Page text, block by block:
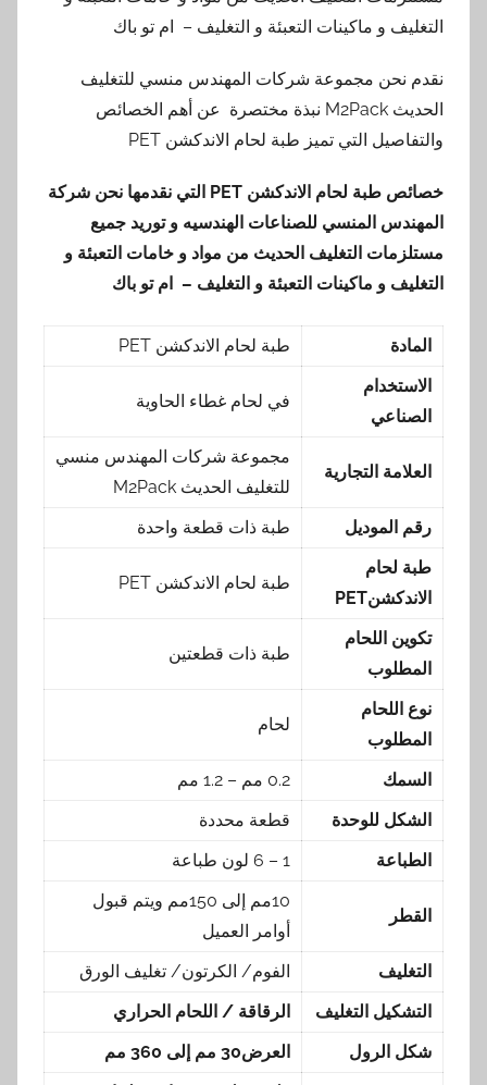
التغليف و ماكينات التعبئة و التغليف – ام تو باك
نقدم نحن مجموعة شركات المهندس منسي للتغليف
الحديث M2Pack نبذة مختصرة عن أهم الخصائص
والتفاصيل التي تميز طبة لحام الاندكشن PET
خصائص طبة لحام الاندكشن PET التي نقدمها نحن شركة
المهندس المنسي للصناعات الهندسيه و توريد جميع
مستلزمات التغليف الحديث من مواد و خامات التعبئة و
التغليف و ماكينات التعبئة و التغليف – ام تو باك
المادة
طبة لحام الاندكشن PET
الاستخدام
الصناعي
في لحام غطاء الحاوية
العلامة التجارية
مجموعة شركات المهندس منسي
للتغليف الحديث M2Pack
رقم الموديل
طبة ذات قطعة واحدة
طبة لحام
الاندكشنPET
طبة لحام الاندكشن PET
تكوين اللحام
المطلوب
طبة ذات قطعتين
نوع اللحام
المطلوب
لحام
السمك
0.2 مم – 1.2 مم
الشكل للوحدة
قطعة محددة
الطباعة
1 – 6 لون طباعة
القطر
10مم إلى 150مم ويتم قبول
أوامر العميل
التغليف
الفوم/ الكرتون/ تغليف الورق
التشكيل التغليف
الرقاقة / اللحام الحراري
شكل الرول
العرض30 مم إلى 360 مم